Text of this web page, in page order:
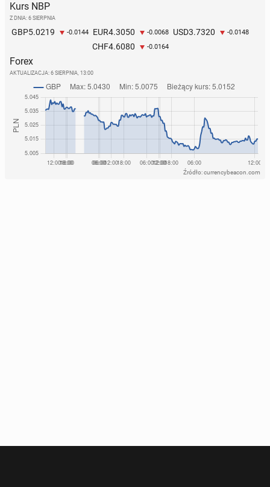
Kurs NBP
Z DNIA: 6 SIERPNIA
GBP5.0219 -0.0144 EUR4.3050 -0.0068 USD3.7320 -0.0148
CHF4.6080 -0.0164
Forex
AKTUALIZACJA: 6 SIERPNIA, 13:00
Źródło: currencybeacon.com